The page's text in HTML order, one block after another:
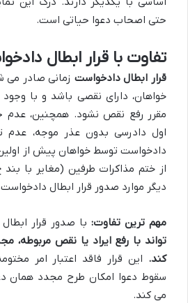
حتی اصحاب دعوا حیاتی است.
تفاوت با قرار ابطال
قرار ابطال دادخواست زمانی صادر می
خواهان، دارای نقصی باشد و با وجود
مقرر رفع نقص نشود. همچنین، عدم
اول دادرسی بدون عذر موجه، عدم
دادخواست توسط خواهان پیش از
دیگر موارد صدور قرار ابطال
مهم ترین تفاوت: با صدور قرار
تواند با رفع ایراد یا نقص مربوطه،
کند. این قرار فاقد اعتبار امر
سقوط دعوا امکان طرح مجدد همان
می کند.